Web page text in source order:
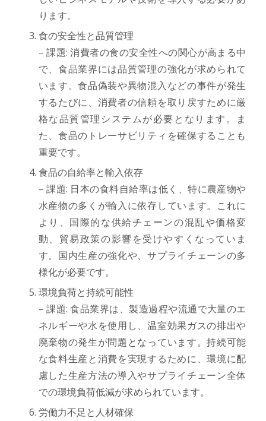
ります。
食の安全性と品質管理
– 課題: 消費者の食の安全性への関心が高まる中
で、食品業界には品質管理の強化が求められて
います。食品偽装や異物混入などの事件が発生
するたびに、消費者の信頼を取り戻すために厳
格な品質管理システムが必要となります。ま
た、食品のトレーサビリティを確保することも
重要です。
食品の自給率と輸入依存
– 課題: 日本の食料自給率は低く、特に農産物や
水産物の多くが輸入に依存しています。これに
より、国際的な供給チェーンの混乱や価格変
動、貿易政策の影響を受けやすくなっていま
す。国内生産の強化や、サプライチェーンの多
様化が必要です。
環境負荷と持続可能性
– 課題: 食品業界は、製造過程や流通で大量のエ
ネルギーや水を使用し、温室効果ガスの排出や
廃棄物の発生が問題となっています。持続可能
な食料生産と消費を実現するために、環境に配
慮した生産方法の導入やサプライチェーン全体
での環境負荷低減が求められています。
労働力不足と人材確保